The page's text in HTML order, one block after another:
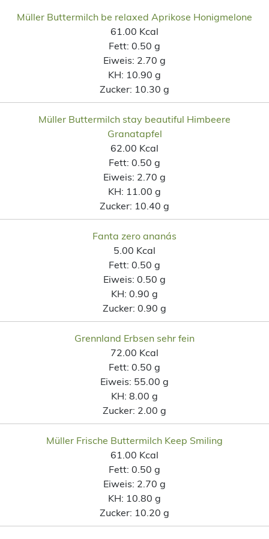
Müller Buttermilch be relaxed Aprikose Honigmelone
61.00 Kcal
Fett: 0.50 g
Eiweis: 2.70 g
KH: 10.90 g
Zucker: 10.30 g
Müller Buttermilch stay beautiful Himbeere
Granatapfel
62.00 Kcal
Fett: 0.50 g
Eiweis: 2.70 g
KH: 11.00 g
Zucker: 10.40 g
Fanta zero ananás
5.00 Kcal
Fett: 0.50 g
Eiweis: 0.50 g
KH: 0.90 g
Zucker: 0.90 g
Grennland Erbsen sehr fein
72.00 Kcal
Fett: 0.50 g
Eiweis: 55.00 g
KH: 8.00 g
Zucker: 2.00 g
Müller Frische Buttermilch Keep Smiling
61.00 Kcal
Fett: 0.50 g
Eiweis: 2.70 g
KH: 10.80 g
Zucker: 10.20 g